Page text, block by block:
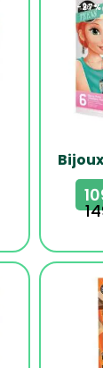
-27%
-17%